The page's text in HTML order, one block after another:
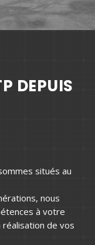
DEPUIS
situés au
nous
à votre
de vos